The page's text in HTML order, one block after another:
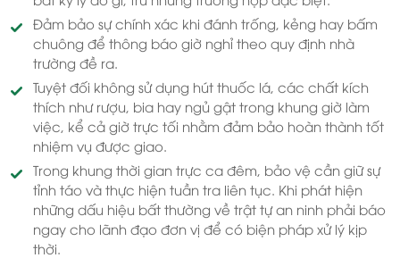
Đảm bảo sự chính xác khi đánh trống, kẻng hay bấm
chuông để thông báo giờ nghỉ theo quy định nhà
trường đề ra.
Tuyệt đối không sử dụng hút thuốc lá, các chất kích
thích như rượu, bia hay ngủ gật trong khung giờ làm
việc, kể cả giờ trực tối nhằm đảm bảo hoàn thành tốt
nhiệm vụ được giao.
Trong khung thời gian trực ca đêm, bảo vệ cần giữ sự
tỉnh táo và thực hiện tuần tra liên tục. Khi phát hiện
những dấu hiệu bất thường về trật tự an ninh phải báo
ngay cho lãnh đạo đơn vị để có biện pháp xử lý kịp
thời.